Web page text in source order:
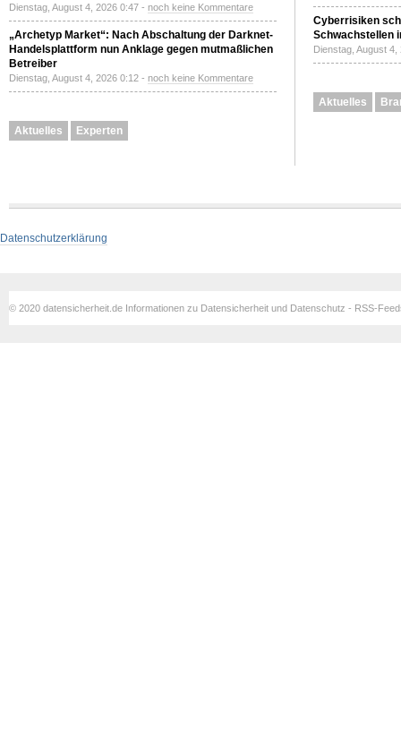
Dienstag, August 4, 2026 0:47 - noch keine Kommentare
„Archetyp Market“: Nach Abschaltung der Darknet-
Handelsplattform nun Anklage gegen mutmaßlichen
Betreiber
Dienstag, August 4, 2026 0:12 - noch keine Kommentare
Aktuelles Experten
Cyberrisiken
Schwachstellen
Dienstag, August
Aktuelles
Datenschutzerklärung
© 2020 datensicherheit.de Informationen zu Datensicherheit und Datenschutz - RSS-